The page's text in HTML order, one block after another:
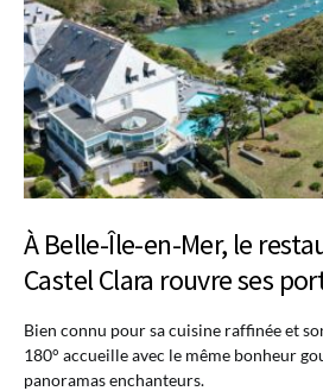
À Belle-Île-en-Mer, le
Castel Clara rouvre ses
Bien connu pour sa cuisine raffinée et
180° accueille avec le même bonheur
panoramas enchanteurs.